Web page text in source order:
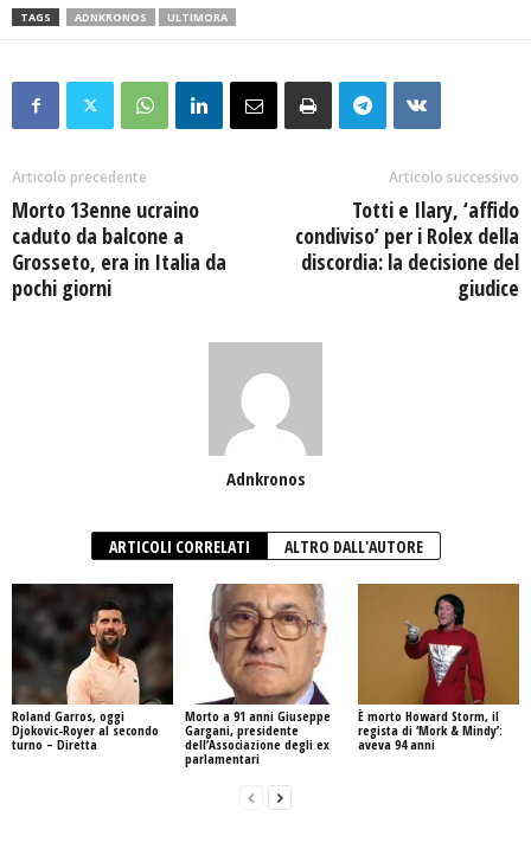
TAGS ADNKRONOS ULTIMORA
Articolo precedente
Morto 13enne ucraino
caduto da balcone a
Grosseto, era in Italia da
pochi giorni
Articolo successivo
Totti e Ilary, ‘affido
condiviso’ per i Rolex della
discordia: la decisione del
giudice
Adnkronos
ARTICOLI CORRELATI ALTRO DALL'AUTORE
Roland Garros, oggi
Djokovic-Royer al secondo
turno – Diretta
Morto a 91 anni Giuseppe
Gargani, presidente
dell’Associazione degli ex
parlamentari
È morto Howard Storm, il
regista di ‘Mork & Mindy’:
aveva 94 anni